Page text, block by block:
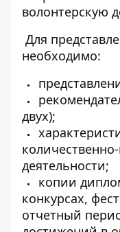
волонтерскую
Для
необходимо:
двух);
деятельности;
копии
конкурсах,
отчетный